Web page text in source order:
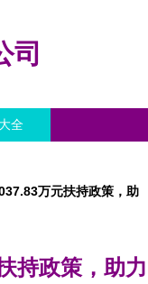
司
全
万元扶持政策，助
持政策，助力